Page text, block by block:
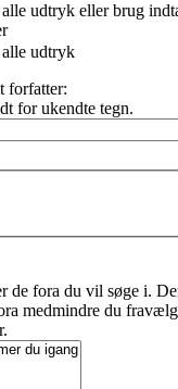
udtryk eller brug
udtryk
forfatter:
for ukendte tegn.
de fora du vil søge i.
medmindre du